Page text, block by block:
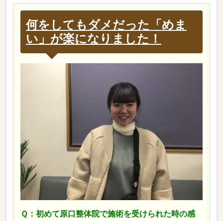
何をしてもダメだった「めま
い」が楽になりました！
Ｑ：初めて原口整体院で施術を受けられた時の感